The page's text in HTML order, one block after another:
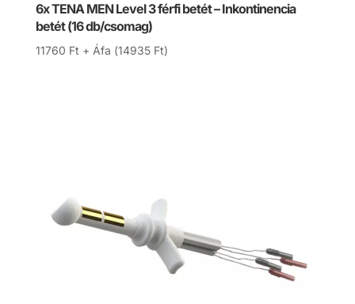
6x TENA MEN Level 3 férfi betét – Inkontinencia
betét (16 db/csomag)
11760 Ft + Áfa (14935 Ft)